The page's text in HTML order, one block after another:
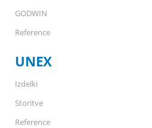
GODWIN
Reference
UNEX
Izdelki
Storitve
Reference